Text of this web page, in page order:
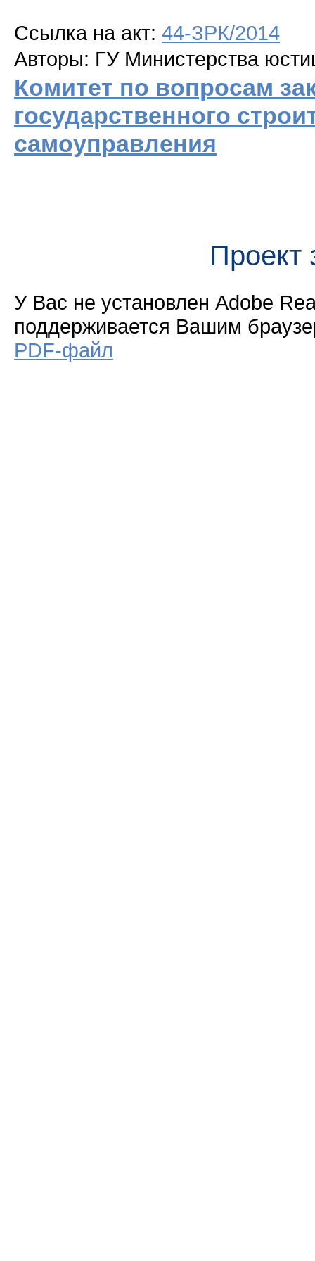
Ссылка на акт: 44-ЗРК/2014
Авторы: ГУ Министерства
Комитет по вопросам
государственного
самоуправления
Проект
У Вас не установлен Adobe
поддерживается Вашим
PDF-файл